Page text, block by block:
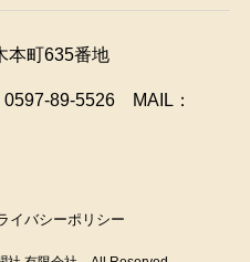
町635番地
89-5526 MAIL：
イバシーポリシー